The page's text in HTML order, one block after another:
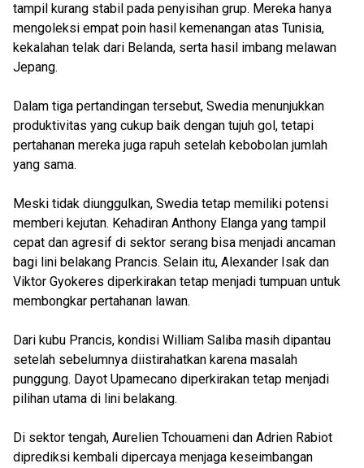
tampil kurang stabil pada penyisihan grup. Mereka hanya
mengoleksi empat poin hasil kemenangan atas Tunisia,
kekalahan telak dari Belanda, serta hasil imbang melawan
Jepang.
Dalam tiga pertandingan tersebut, Swedia menunjukkan
produktivitas yang cukup baik dengan tujuh gol, tetapi
pertahanan mereka juga rapuh setelah kebobolan jumlah
yang sama.
Meski tidak diunggulkan, Swedia tetap memiliki potensi
memberi kejutan. Kehadiran Anthony Elanga yang tampil
cepat dan agresif di sektor serang bisa menjadi ancaman
bagi lini belakang Prancis. Selain itu, Alexander Isak dan
Viktor Gyokeres diperkirakan tetap menjadi tumpuan untuk
membongkar pertahanan lawan.
Dari kubu Prancis, kondisi William Saliba masih dipantau
setelah sebelumnya diistirahatkan karena masalah
punggung. Dayot Upamecano diperkirakan tetap menjadi
pilihan utama di lini belakang.
Di sektor tengah, Aurelien Tchouameni dan Adrien Rabiot
diprediksi kembali dipercaya menjaga keseimbangan